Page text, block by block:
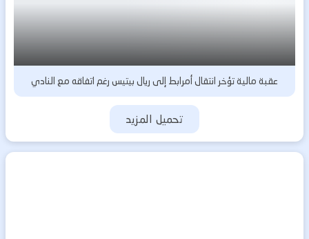
عقبة مالية تؤخر انتقال أمرابط إلى ريال بيتيس رغم اتفاقه مع النادي
تحميل المزيد